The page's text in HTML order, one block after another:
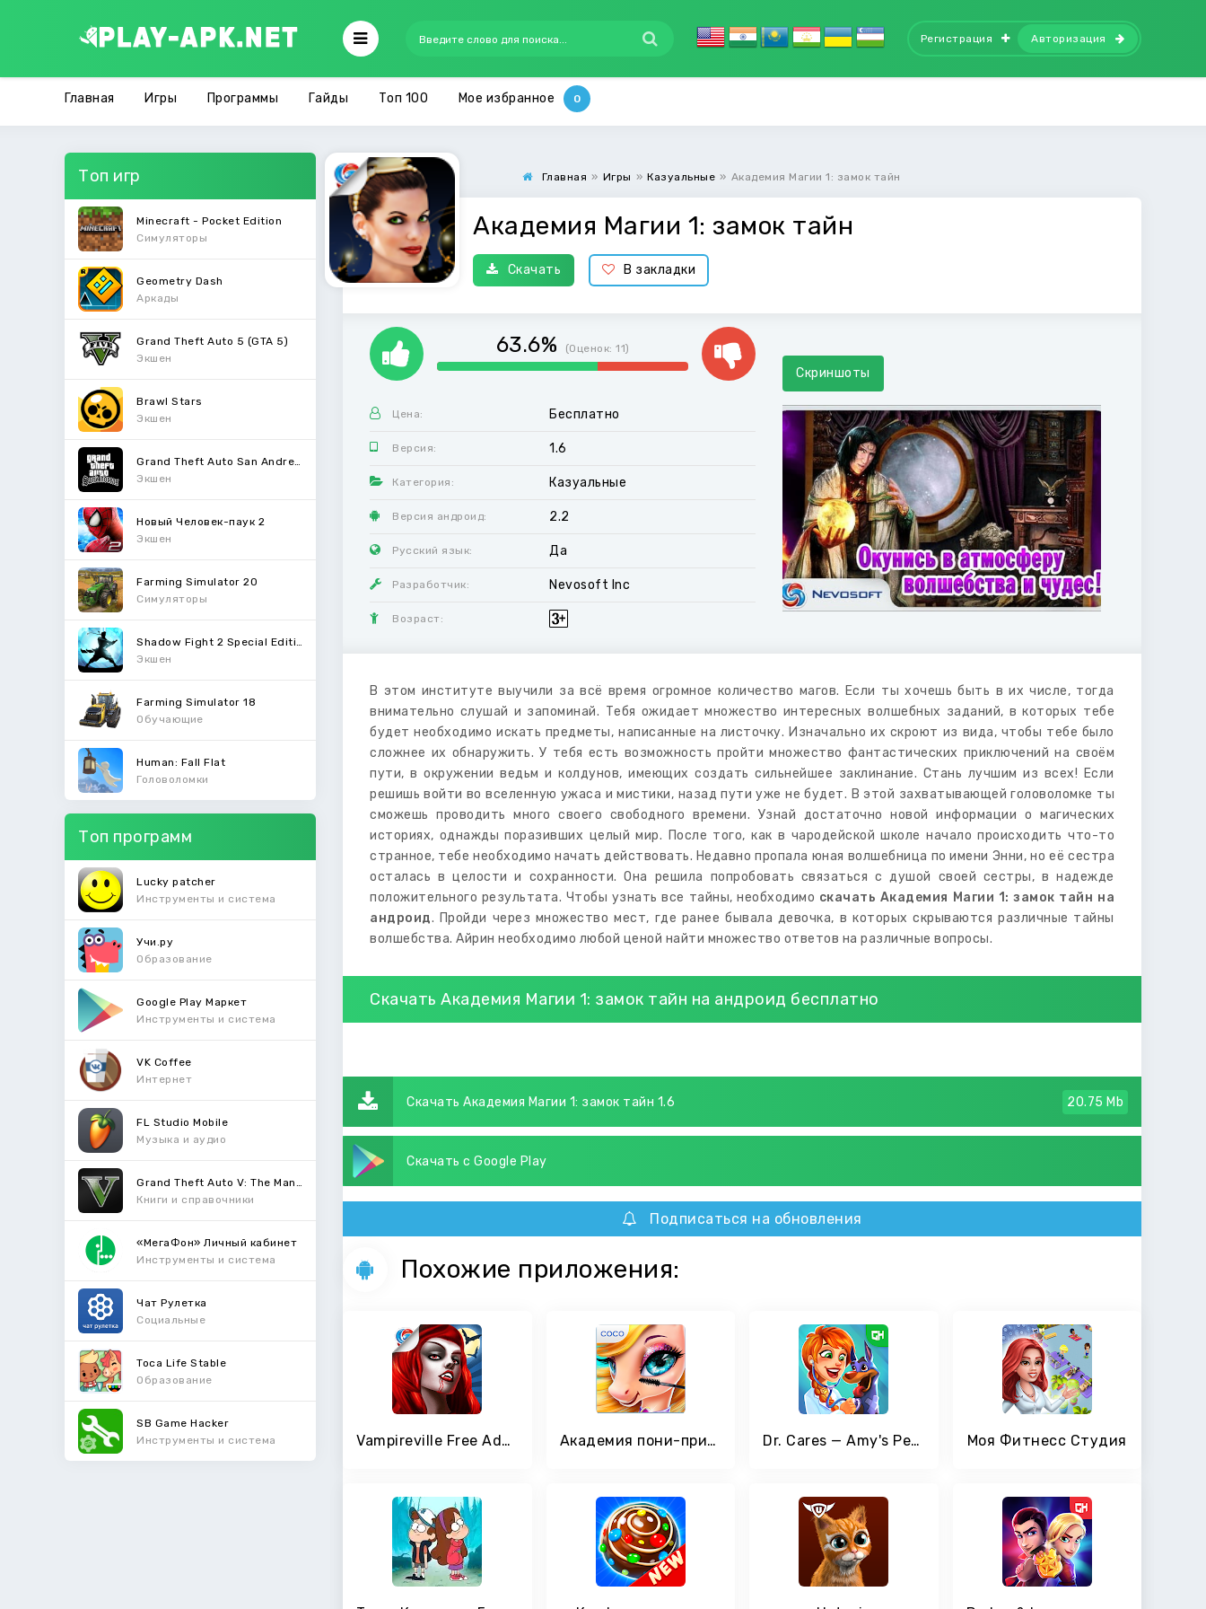
Регистрация Авторизация
Главная Игры Программы Гайды Топ 100 Мое избранное
Топ игр
Minecraft - Pocket Edition
Симуляторы
Geometry Dash
Аркады
Grand Theft Auto 5 (GTA 5)
Экшен
Brawl Stars
Экшен
Экшен
Новый Человек-паук 2
Экшен
Farming Simulator 20
Симуляторы
Экшен
Farming Simulator 18
Обучающие
Human: Fall Flat
Головоломки
Топ программ
Lucky patcher
Инструменты и система
Учи.ру
Образование
Google Play Маркет
Инструменты и система
VK Coffee
Интернет
FL Studio Mobile
Музыка и аудио
Книги и справочники
«МегаФон» Личный кабинет
Инструменты и система
Чат Рулетка
Социальные
Toca Life Stable
Образование
SB Game Hacker
Инструменты и система
Главная » Игры » Казуальные » Академия Магии 1: замок тайн
Академия Магии 1: замок тайн
Скачать В закладки
63.6% (Оценок: 11)
Цена: Бесплатно
Версия: 1.6
Категория: Казуальные
Версия андроид: 2.2
Русский язык: Да
Разработчик: Nevosoft Inc
Возраст:
Скриншоты
В этом институте выучили за всё время огромное количество магов. Если ты хочешь быть в их числе, тогда
внимательно слушай и запоминай. Тебя ожидает множество интересных волшебных заданий, в которых тебе
будет необходимо искать предметы, написанные на листочку. Изначально их скроют из вида, чтобы тебе было
сложнее их обнаружить. У тебя есть возможность пройти множество фантастических приключений на своём
пути, в окружении ведьм и колдунов, имеющих создать сильнейшее заклинание. Стань лучшим из всех! Если
решишь войти во вселенную ужаса и мистики, назад пути уже не будет. В этой захватывающей головоломке ты
сможешь проводить много своего свободного времени. Узнай достаточно новой информации о магических
историях, однажды поразивших целый мир. После того, как в чародейской школе начало происходить что-то
странное, тебе необходимо начать действовать. Недавно пропала юная волшебница по имени Энни, но её сестра
осталась в целости и сохранности. Она решила попробовать связаться с душой своей сестры, в надежде
положительного результата. Чтобы узнать все тайны, необходимо скачать Академия Магии 1: замок тайн на
андроид. Пройди через множество мест, где ранее бывала девочка, в которых скрываются различные тайны
волшебства. Айрин необходимо любой ценой найти множество ответов на различные вопросы.
Скачать Академия Магии 1: замок тайн на андроид бесплатно
Скачать Академия Магии 1: замок тайн 1.6 20.75 Mb
Скачать с Google Play
Подписаться на обновления
Похожие приложения:
Vampireville Free Adventures Академия пони-принцесс Dr. Cares — Amy's Pet Clinic Моя Фитнесс Студия